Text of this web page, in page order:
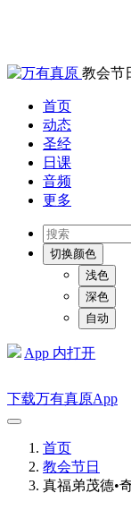
教会节
首页
动态
圣经
日课
音频
更多
切换颜色
浅色
深色
自动
App 内打开
下载万有真原App
首页
教会节日
真福弟茂德•